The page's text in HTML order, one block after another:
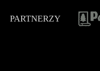
PARTNERZY